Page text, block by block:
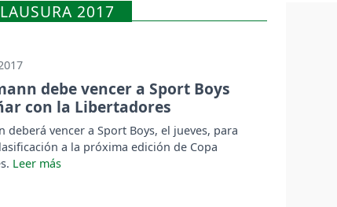
2017
debe vencer a Sport Boys
con la Libertadores
deberá vencer a Sport Boys, el jueves, para
a la próxima edición de Copa